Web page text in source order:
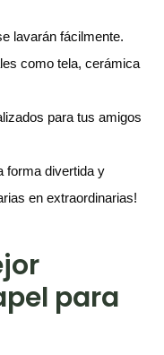
lavarán fácilmente.
como tela, cerámica
para tus amigos
forma divertida y
en extraordinarias!
para